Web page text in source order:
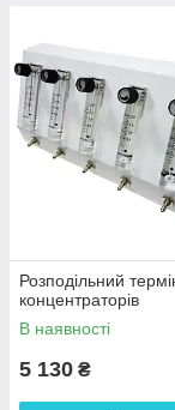
Розподільний
концентраторів
В наявності
5 130 ₴